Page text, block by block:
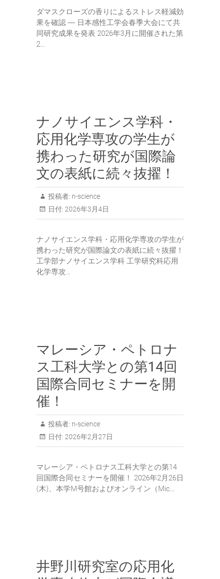
ダマスクローズの香りによるストレス軽減効
果を確認 ― 日本感性工学会春季大会にて共
同研究成果を発表 2026年3月に開催された第
2…
ナノサイエンス学科・
応用化学専攻の学生が
携わった研究が国際論
文の表紙に続々抜擢！
投稿者: n-science
日付: 2026年3月4日
ナノサイエンス学科・応用化学専攻の学生が
携わった研究が国際論文の表紙に続々抜擢！
工学部ナノサイエンス学科 工学研究科応用
化学専攻…
マレーシア・ペトロナ
ス工科大学との第14回
国際合同セミナーを開
催！
投稿者: n-science
日付: 2026年2月27日
マレーシア・ペトロナス工科大学との第14
回国際合同セミナーを開催！ 2026年2月26日
(木)、本学M号館およびオンライン（Mic…
井野川研究室の応用化